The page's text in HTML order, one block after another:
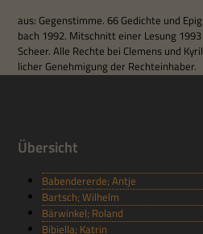
aus: Gegen­stimme. 66 Gedichte und
bach 1992. Mit­schnitt einer Lesung
Scheer. Alle Rechte bei Cle­mens und
li­cher Geneh­mi­gung der Rechteinhaber.
Übersicht
Babendererde; Antje
Bartsch; Wilhelm
Bärwinkel; Roland
Bibiella; Katrin